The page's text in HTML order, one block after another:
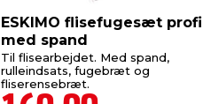
ESKIMO flisefugesæt profi
med spand
Til flisearbejdet. Med spand,
rulleindsats, fugebræt og
fliserensebræt.